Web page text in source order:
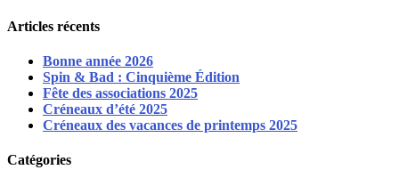
Articles récents
Bonne année 2026
Spin & Bad : Cinquième Édition
Fête des associations 2025
Créneaux d’été 2025
Créneaux des vacances de printemps 2025
Catégories